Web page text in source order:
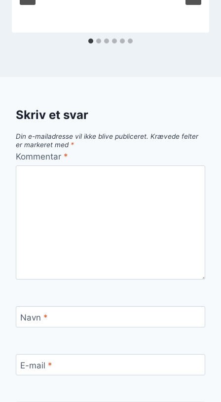
Skriv et svar
Din e-mailadresse vil ikke blive publiceret. Krævede felter
er markeret med *
Kommentar *
Navn *
E-mail *